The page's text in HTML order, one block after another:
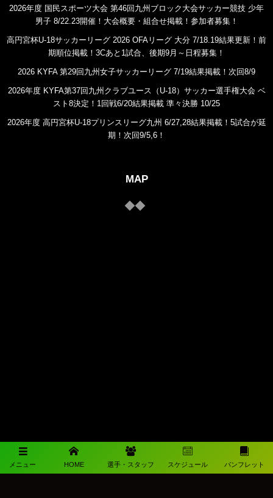
メニュー HOME 選手・スタッフ スケジュール パンフレット
2026年度 国民スポーツ大会 第46回九州ブロック大会サッカー競技 少年
男子 8/22.23開催！大会概要・組合せ掲載！参加者募集！
高円宮杯U-18サッカーリーグ 2026 OFAリーグ 大分 7/18.19結果更新！前
期順位掲載！3Cあと1試合、後期9月～日程募集！
2026 KYFA 第29回九州女子サッカーリーグ 7/19結果掲載！次回8/9
2026年度 KYFA第37回九州クラブユース（U-18）サッカー選手権大会 ベ
スト8決定！1回戦6/20結果掲載 準々決勝 10/25
2026年度 高円宮杯U-18プリンスリーグ九州 6/27,28結果掲載！5試合が延
期！次回9/5,6！
MAP